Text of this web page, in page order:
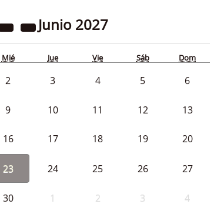
Junio 2027
Mié Jue Vie Sáb Dom
2 3 4 5 6
9 10 11 12 13
16 17 18 19 20
23 24 25 26 27
30 1 2 3 4